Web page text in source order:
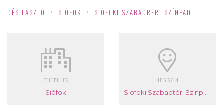
DÉS LÁSZLÓ / SIÓFOK / SIÓFOKI SZABADRÉRI SZÍNPAD
TELEPÜLÉS
Siófok
HELYSZÍN